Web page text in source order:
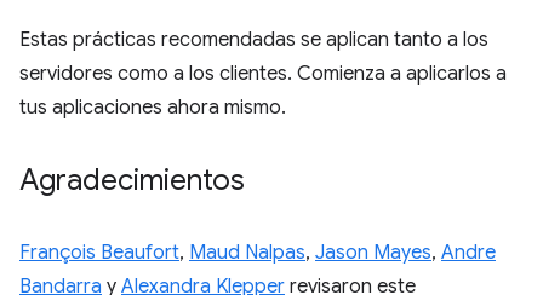
Estas prácticas recomendadas se aplican tanto a los
servidores como a los clientes. Comienza a aplicarlos a
tus aplicaciones ahora mismo.
Agradecimientos
François Beaufort, Maud Nalpas, Jason Mayes, Andre
Bandarra y Alexandra Klepper revisaron este